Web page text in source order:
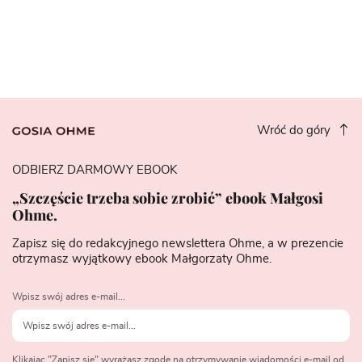
Wróć do góry
ODBIERZ DARMOWY EBOOK
„Szczęście trzeba sobie zrobić” ebook Małgosi
Ohme.
Zapisz się do redakcyjnego newslettera Ohme, a w prezencie
otrzymasz wyjątkowy ebook Małgorzaty Ohme.
Wpisz swój adres e-mail...
Klikając "Zapisz się" wyrażasz zgodę na otrzymywanie wiadomości e-mail od